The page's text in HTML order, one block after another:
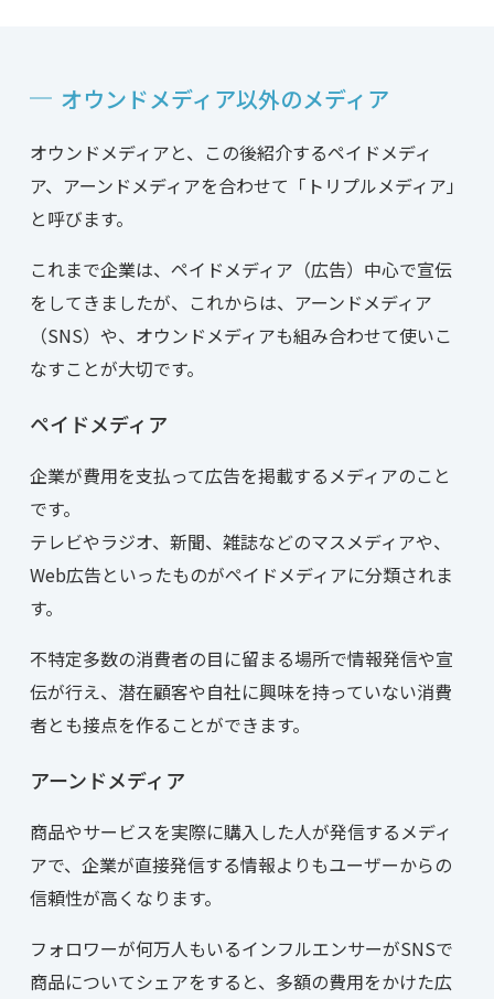
オウンドメディア以外のメディア
オウンドメディアと、この後紹介するペイドメディ
ア、アーンドメディアを合わせて「トリプルメディア」
と呼びます。
これまで企業は、ペイドメディア（広告）中心で宣伝
をしてきましたが、これからは、アーンドメディア
（SNS）や、オウンドメディアも組み合わせて使いこ
なすことが大切です。
ペイドメディア
企業が費用を支払って広告を掲載するメディアのこと
です。
テレビやラジオ、新聞、雑誌などのマスメディアや、
Web広告といったものがペイドメディアに分類されま
す。
不特定多数の消費者の目に留まる場所で情報発信や宣
伝が行え、潜在顧客や自社に興味を持っていない消費
者とも接点を作ることができます。
アーンドメディア
商品やサービスを実際に購入した人が発信するメディ
アで、企業が直接発信する情報よりもユーザーからの
信頼性が高くなります。
フォロワーが何万人もいるインフルエンサーがSNSで
商品についてシェアをすると、多額の費用をかけた広